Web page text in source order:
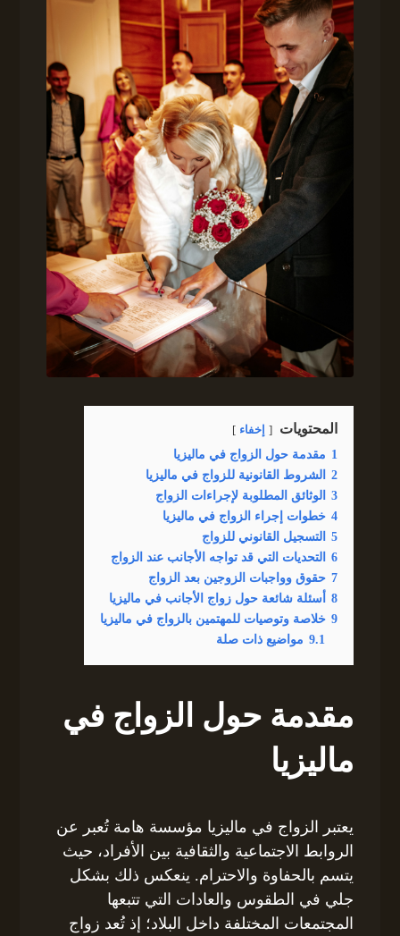
المحتويات إخفاء
1 مقدمة حول الزواج في ماليزيا
2
الشروط القانونية للزواج في ماليزيا
3
الوثائق المطلوبة لإجراءات الزواج
4 خطوات إجراء الزواج في ماليزيا
5
التسجيل القانوني للزواج
6
التحديات التي قد تواجه الأجانب عند الزواج
7 حقوق وواجبات الزوجين بعد الزواج
8
أسئلة شائعة حول زواج الأجانب في ماليزيا
9 خلاصة وتوصيات للمهتمين بالزواج في ماليزيا
9.1 مواضيع ذات صلة
مقدمة حول الزواج في
ماليزيا
يعتبر الزواج في ماليزيا مؤسسة هامة تُعبر عن
الروابط الاجتماعية والثقافية بين الأفراد، حيث
يتسم بالحفاوة والاحترام. ينعكس ذلك بشكل
جلي في الطقوس والعادات التي تتبعها
المجتمعات المختلفة داخل البلاد؛ إذ تُعد زواج